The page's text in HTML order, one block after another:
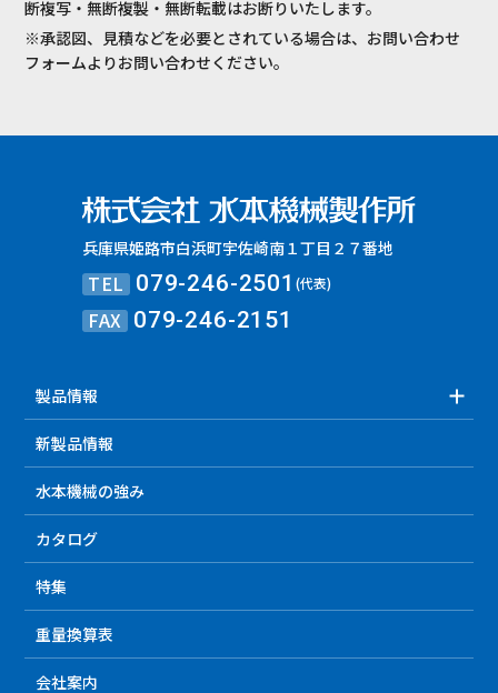
断複写・無断複製・無断転載はお断りいたします。
※承認図、見積などを必要とされている場合は、お問い合わせ
フォームよりお問い合わせください。
兵庫県姫路市白浜町宇佐崎南１丁目２７番地
TEL 079-246-2501(代表)
FAX 079-246-2151
製品情報
新製品情報
水本機械の強み
カタログ
特集
重量換算表
会社案内